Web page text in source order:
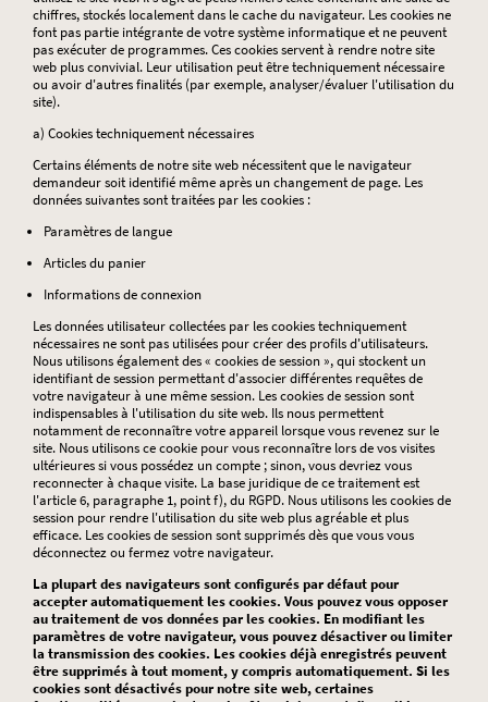
chiffres, stockés localement dans le cache du navigateur. Les cookies ne
font pas partie intégrante de votre système informatique et ne peuvent
pas exécuter de programmes. Ces cookies servent à rendre notre site
web plus convivial. Leur utilisation peut être techniquement nécessaire
ou avoir d'autres finalités (par exemple, analyser/évaluer l'utilisation du
site).
a) Cookies techniquement nécessaires
Certains éléments de notre site web nécessitent que le navigateur
demandeur soit identifié même après un changement de page. Les
données suivantes sont traitées par les cookies :
Paramètres de langue
Articles du panier
Informations de connexion
Les données utilisateur collectées par les cookies techniquement
nécessaires ne sont pas utilisées pour créer des profils d'utilisateurs.
Nous utilisons également des « cookies de session », qui stockent un
identifiant de session permettant d'associer différentes requêtes de
votre navigateur à une même session. Les cookies de session sont
indispensables à l'utilisation du site web. Ils nous permettent
notamment de reconnaître votre appareil lorsque vous revenez sur le
site. Nous utilisons ce cookie pour vous reconnaître lors de vos visites
ultérieures si vous possédez un compte ; sinon, vous devriez vous
reconnecter à chaque visite. La base juridique de ce traitement est
l'article 6, paragraphe 1, point f), du RGPD. Nous utilisons les cookies de
session pour rendre l'utilisation du site web plus agréable et plus
efficace. Les cookies de session sont supprimés dès que vous vous
déconnectez ou fermez votre navigateur.
La plupart des navigateurs sont configurés par défaut pour
accepter automatiquement les cookies. Vous pouvez vous opposer
au traitement de vos données par les cookies. En modifiant les
paramètres de votre navigateur, vous pouvez désactiver ou limiter
la transmission des cookies. Les cookies déjà enregistrés peuvent
être supprimés à tout moment, y compris automatiquement. Si les
cookies sont désactivés pour notre site web, certaines